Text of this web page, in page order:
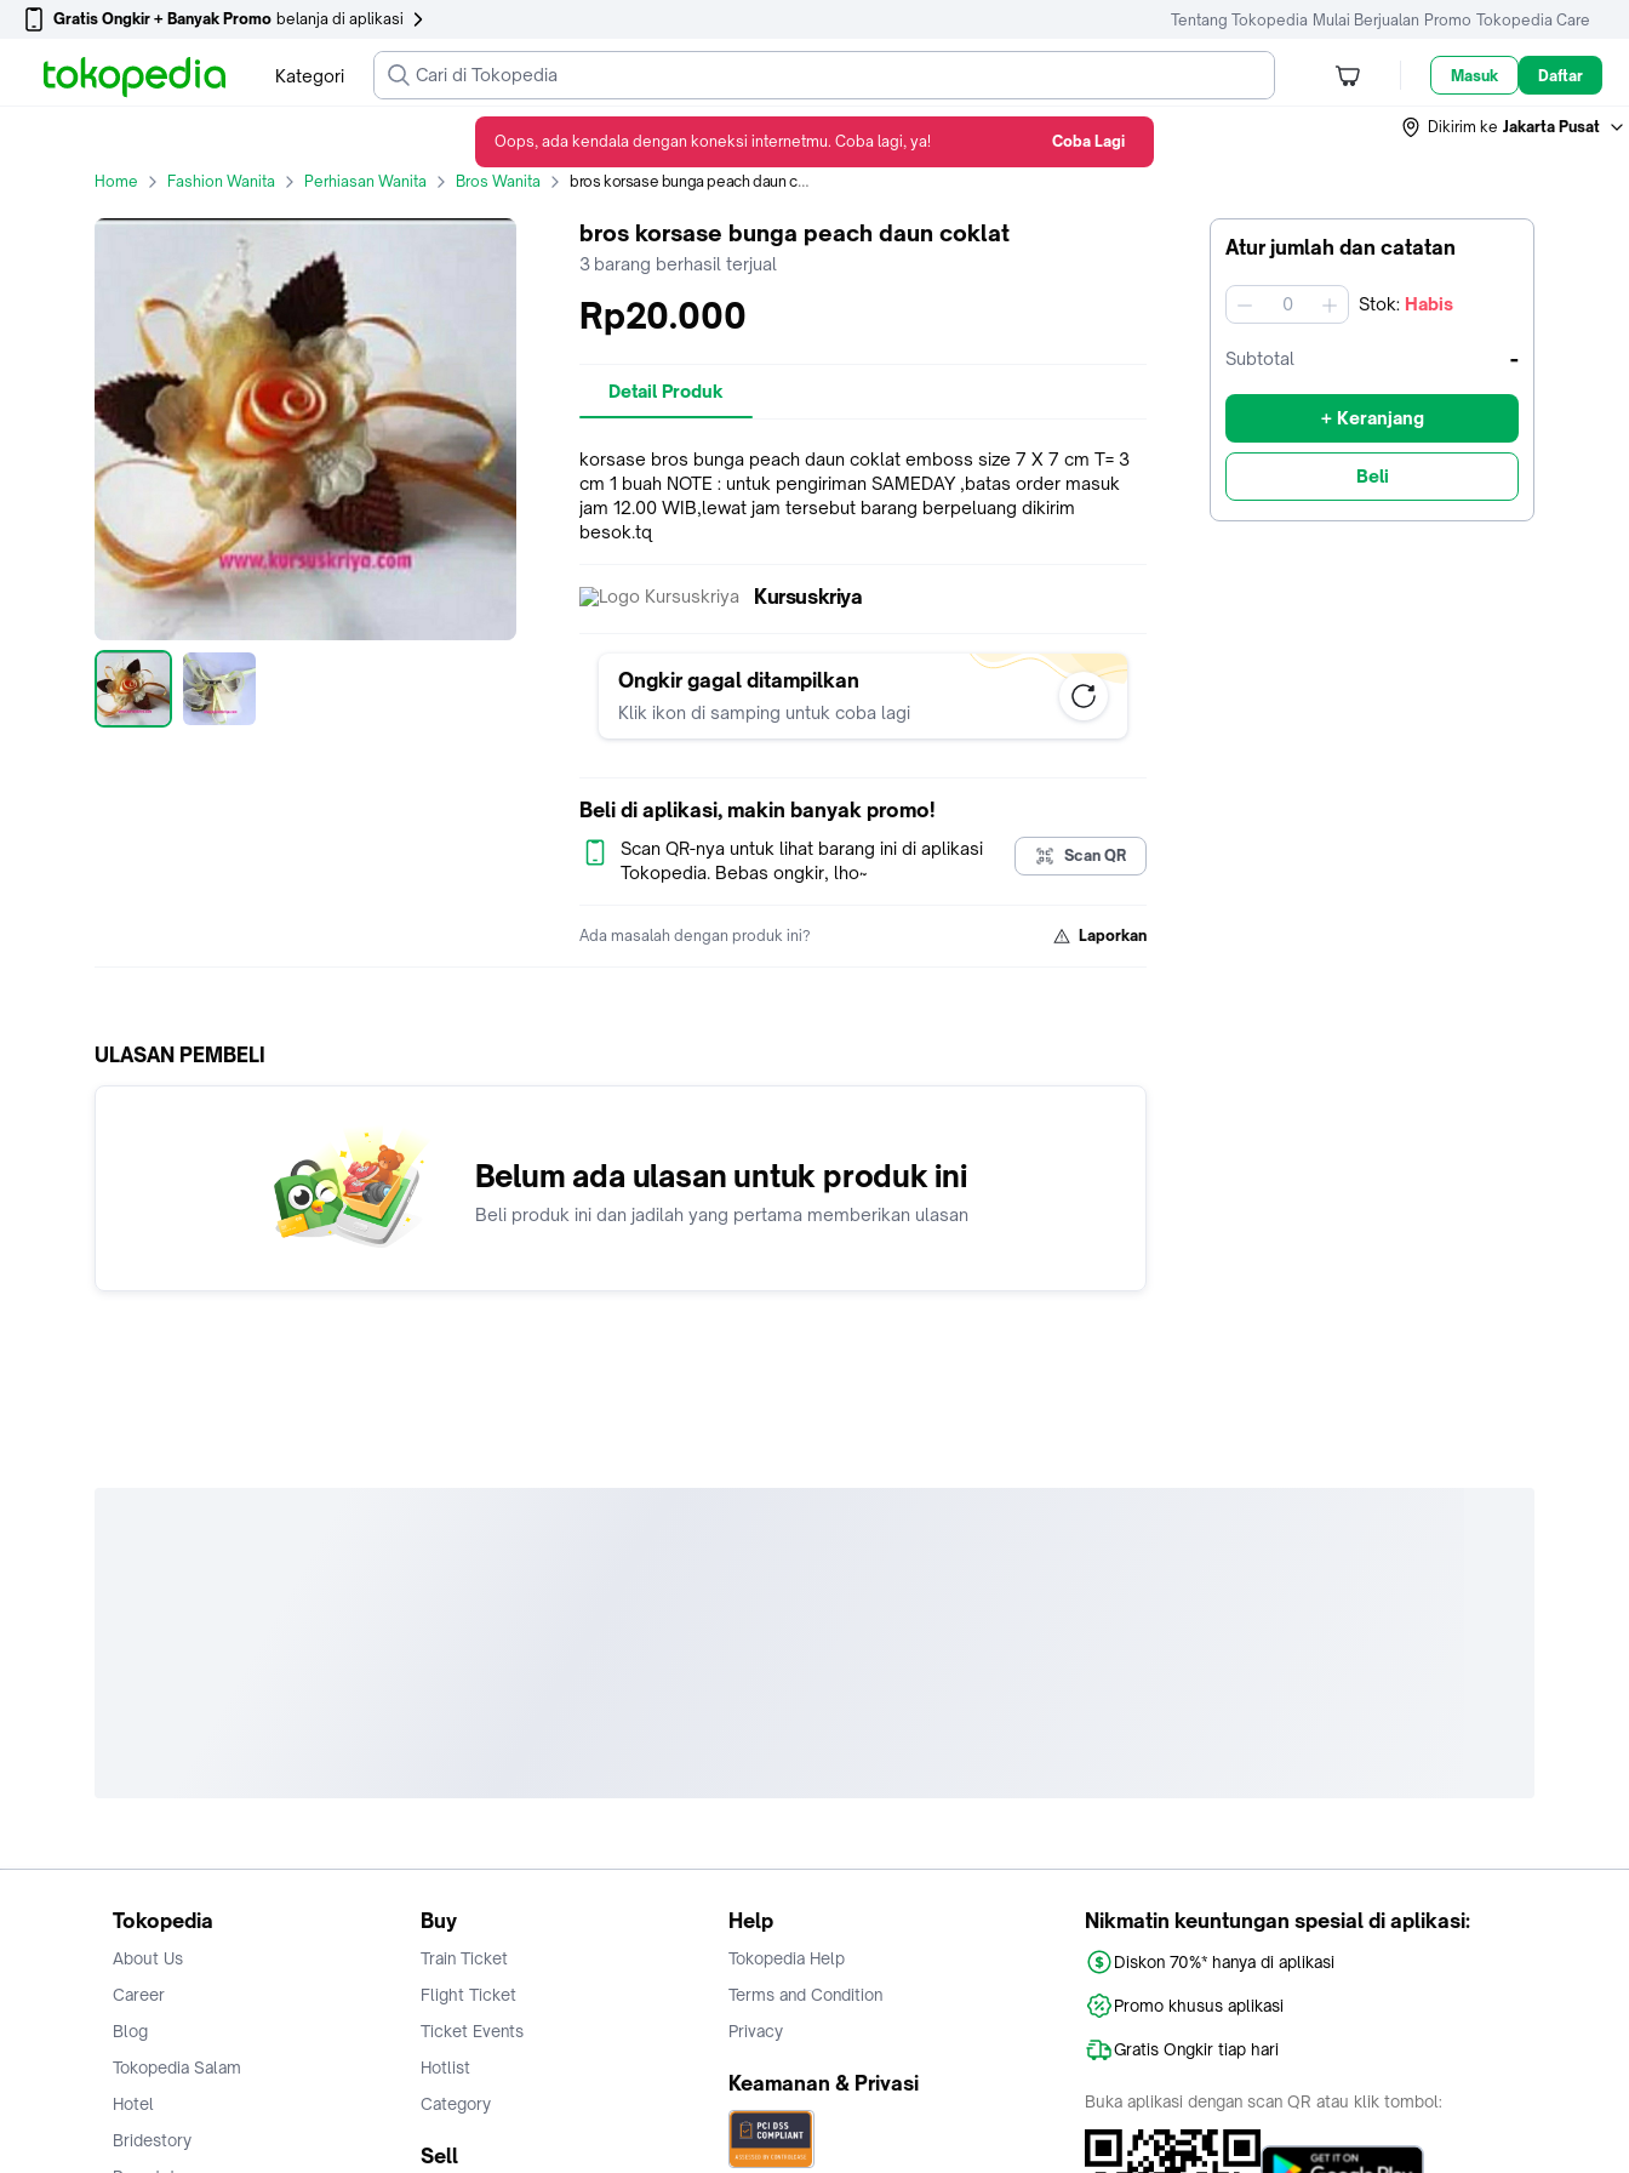
Gratis Ongkir + Banyak Promo belanja di aplikasi Tentang Tokopedia Mulai Berjualan Promo Tokopedia Care
Kategori Masuk Daftar
Dikirim ke Jakarta Pusat
Home Fashion Wanita Perhiasan Wanita Bros Wanita bros korsase bunga peach daun coklat
Atur jumlah dan catatan
jumlah Stok: Habis
Subtotal -
+ Keranjang
Beli
bros korsase bunga peach daun coklat
3 barang berhasil terjual
Rp20.000
Detail Produk
korsase bros bunga peach daun coklat emboss size 7 X 7 cm T= 3
cm 1 buah NOTE : untuk pengiriman SAMEDAY ,batas order masuk
jam 12.00 WIB,lewat jam tersebut barang berpeluang dikirim
besok.tq
Kursuskriya
Ongkir gagal ditampilkan
Klik ikon di samping untuk coba lagi
Beli di aplikasi, makin banyak promo!
Scan QR-nya untuk lihat barang ini di aplikasi
Tokopedia. Bebas ongkir, lho~
Scan QR
Ada masalah dengan produk ini? Laporkan
ULASAN PEMBELI
Belum ada ulasan untuk produk ini
Beli produk ini dan jadilah yang pertama memberikan ulasan
Tokopedia
About Us
Career
Blog
Tokopedia Salam
Hotel
Bridestory
Buy
Train Ticket
Flight Ticket
Ticket Events
Hotlist
Category
Sell
Help
Tokopedia Help
Terms and Condition
Privacy
Keamanan & Privasi
Nikmatin keuntungan spesial di aplikasi:
Diskon 70%* hanya di aplikasi
Promo khusus aplikasi
Gratis Ongkir tiap hari
Buka aplikasi dengan scan QR atau klik tombol:
Oops, ada kendala dengan koneksi internetmu. Coba lagi, ya! Coba Lagi